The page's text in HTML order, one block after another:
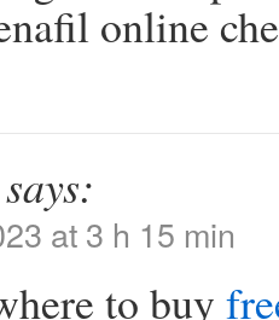
online
says:
at 3 h 15 min
to buy